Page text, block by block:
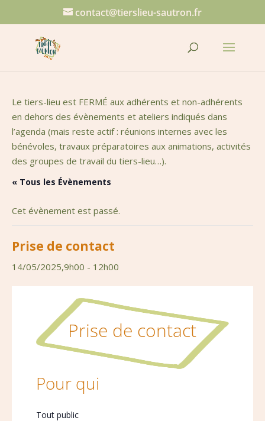
contact@tierslieu-sautron.fr
Le tiers-lieu est FERMÉ aux adhérents et non-adhérents
en dehors des évènements et ateliers indiqués dans
l’agenda (mais reste actif : réunions internes avec les
bénévoles, travaux préparatoires aux animations, activités
des groupes de travail du tiers-lieu…).
« Tous les Évènements
Cet évènement est passé.
Prise de contact
14/05/2025,9h00 - 12h00
Prise de contact
Pour qui
Tout public